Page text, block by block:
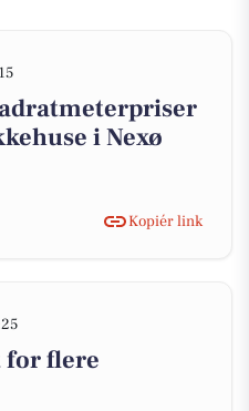
i Nexø
Kopiér link
for flere